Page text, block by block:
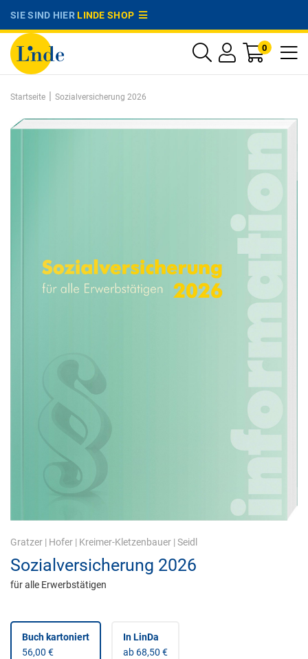
SIE SIND HIERLINDE SHOP
0
Startseite | Sozialversicherung 2026
Gratzer | Hofer | Kreimer-Kletzenbauer | Seidl
Sozialversicherung 2026
für alle Erwerbstätigen
Buch kartoniert
56,00 €
In LinDa
ab 68,50 €